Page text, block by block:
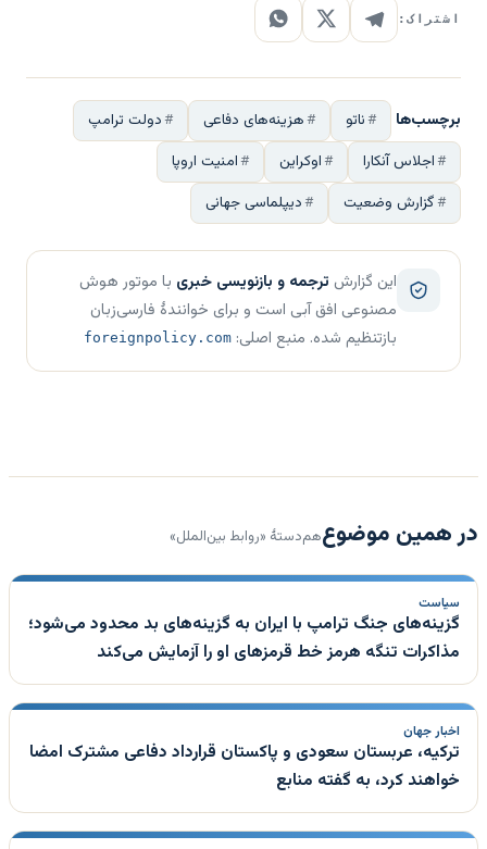
اشتراک:
برچسب‌ها ناتو هزینه‌های دفاعی
دولت ترامپ
اجلاس آنکارا
اوکراین
امنیت اروپا
گزارش وضعیت
دیپلماسی جهانی
این گزارش ترجمه و بازنویسی خبری با موتور هوش
مصنوعی افق آبی است و برای خوانندهٔ فارسی‌زبان
بازتنظیم شده. منبع اصلی: foreignpolicy.com
در همین موضوعهم‌دستهٔ «روابط بین‌الملل»
سیاست
گزینه‌های جنگ ترامپ با ایران به گزینه‌های بد محدود می‌شود؛
مذاکرات تنگه هرمز خط قرمزهای او را آزمایش می‌کند
اخبار جهان
ترکیه، عربستان سعودی و پاکستان قرارداد دفاعی مشترک امضا
خواهند کرد، به گفته منابع